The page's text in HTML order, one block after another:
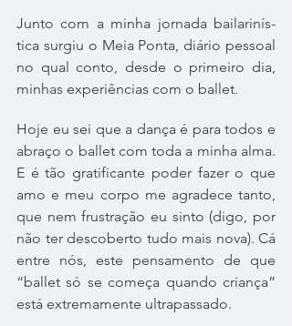
Junto com a minha jor­nada bai­la­ri­nís­
tica sur­giu o Meia Ponta, diá­rio pes­soal
no qual conto, desde o pri­meiro dia,
minhas expe­ri­ên­cias com o ballet.
Hoje eu sei que a dança é para todos e
abraço o bal­let com toda a minha alma.
E é tão gra­ti­fi­cante poder fazer o que
amo e meu corpo me agra­dece tanto,
que nem frus­tra­ção eu sinto (digo, por
não ter des­co­berto tudo mais nova). Cá
entre nós, este pen­sa­mento de que
“bal­let só se começa quando cri­ança”
está extre­ma­mente ultrapassado.